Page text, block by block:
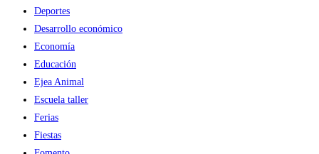
Deportes
Desarrollo económico
Economía
Educación
Ejea Animal
Escuela taller
Ferias
Fiestas